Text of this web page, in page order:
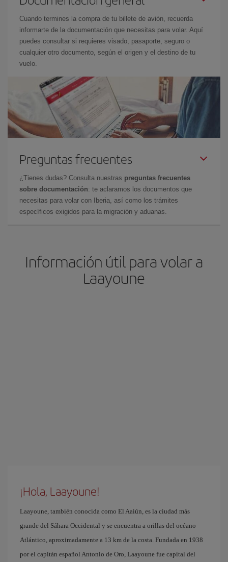
Cuando termines la compra de tu billete de avión, recuerda
informarte de la documentación que necesitas para volar. Aquí
puedes consultar si requieres visado, pasaporte, seguro o
cualquier otro documento, según el origen y el destino de tu
vuelo.
Preguntas frecuentes
¿Tienes dudas? Consulta nuestras preguntas frecuentes
sobre documentación: te aclaramos los documentos que
necesitas para volar con Iberia, así como los trámites
específicos exigidos para la migración y aduanas.
Información útil para volar a
Laayoune
¡Hola, Laayoune!
Laayoune, también conocida como El Aaiún, es la ciudad más
grande del Sáhara Occidental y se encuentra a orillas del océano
Atlántico, aproximadamente a 13 km de la costa. Fundada en 1938
por el capitán español Antonio de Oro, Laayoune fue capital del